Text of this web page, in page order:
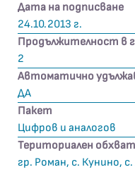
Дата на подписване
24.10.2013 г.
Продължителност в
2
Автоматично
ДА
Пакет
Цифров и аналогов
Териториален обхват
гр. Роман, с. Кунино,